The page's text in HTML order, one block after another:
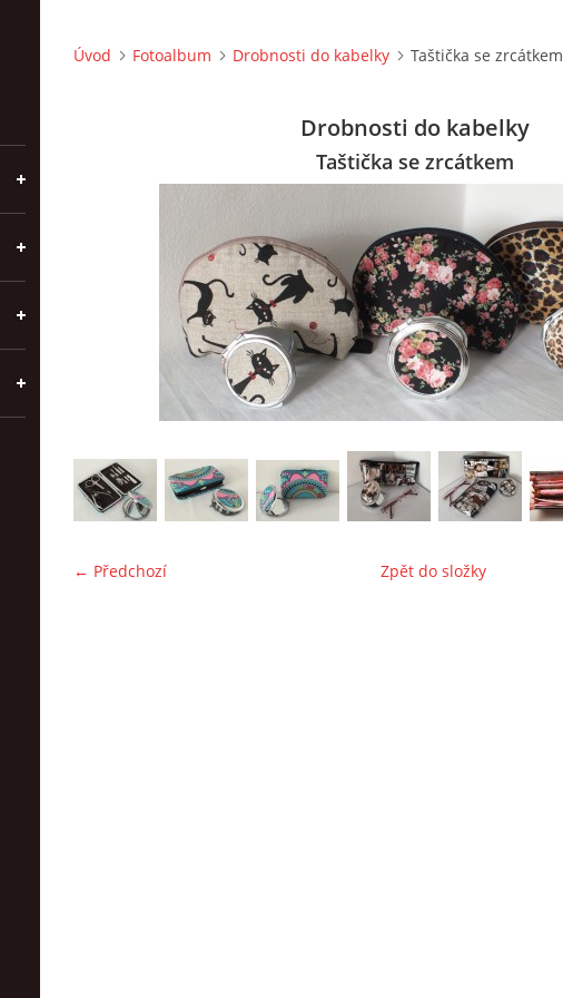
Úvod Fotoalbum Drobnosti do kabelky Taštička se zrcátkem
Drobnosti do kabelky
Taštička se zrcátkem
← Předchozí Zpět do složky